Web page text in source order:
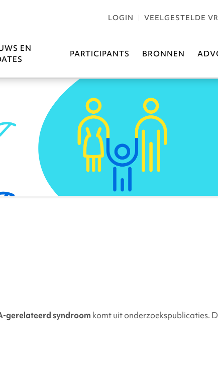
LOGIN VEELGESTELDE
EN
PARTICIPANTS BRONNEN
-gerelateerd syndroom komt uit onderzoekspublicaties.